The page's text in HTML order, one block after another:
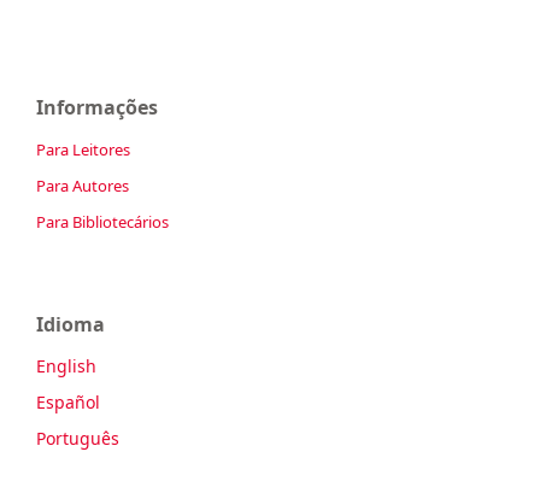
Informações
Para Leitores
Para Autores
Para Bibliotecários
Idioma
English
Español
Português